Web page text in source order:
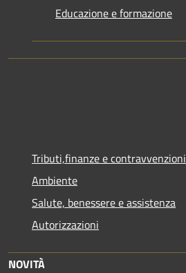
Educazione e formazione
Tributi,finanze e contravvenzioni
Ambiente
Salute, benessere e assistenza
Autorizzazioni
NOVITÀ